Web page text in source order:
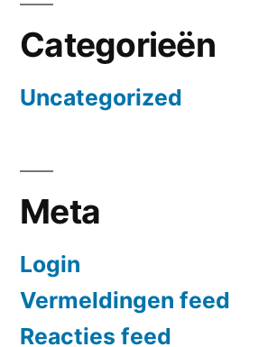
Categorieën
Uncategorized
Meta
Login
Vermeldingen feed
Reacties feed